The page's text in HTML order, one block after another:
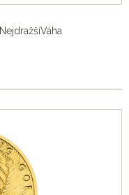
NejdražšíVáha